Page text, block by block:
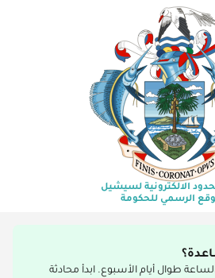
الالكترونية لسيشيل
الرسمي للحكومة
طوال أيام الأسبوع. ابدأ محادثة